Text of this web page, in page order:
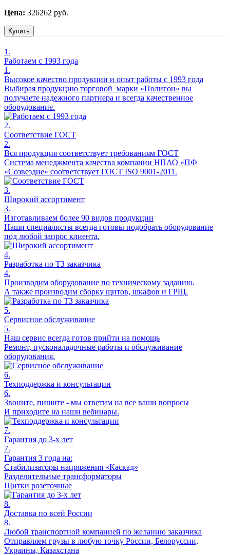
Цена: 326262 руб.
Купить
1.
Работаем с 1993 года
1.
Высокое качество продукции и опыт работы с 1993 года
Выбирая продукцию торговой марки «Полигон» вы
получаете надежного партнера и всегда качественное
оборудование.
2.
Соответствие ГОСТ
2.
Вся продукция соответствует требованиям ГОСТ
Система менеджмента качества компании НПАО «ПФ
«Созвездие» соответствует ГОСТ ISO 9001-2011.
3.
Широкий ассортимент
3.
Изготавливаем более 90 видов продукции
Наши специалисты всегда готовы подобрать оборудование
под любой запрос клиента.
4.
Разработка по ТЗ заказчика
4.
Производим оборудование по техническому заданию.
А также производим сборку щитов, шкафов и ГРЩ.
5.
Сервисное обслуживание
5.
Наш сервис всегда готов прийти на помощь
Ремонт, пусконаладочные работы и обслуживание
оборудования.
6.
Техподдержка и консультации
6.
Звоните, пишите - мы ответим на все ваши вопросы
И приходите на наши вебинары.
7.
Гарантия до 3-х лет
7.
Гарантия 3 года на:
Стабилизаторы напряжения «Каскад»
Разделительные трансформаторы
Щитки розеточные
8.
Доставка по всей России
8.
Любой транспортной компанией по желанию заказчика
Отправляем грузы в любую точку России, Белоруссии,
Украины, Казахстана